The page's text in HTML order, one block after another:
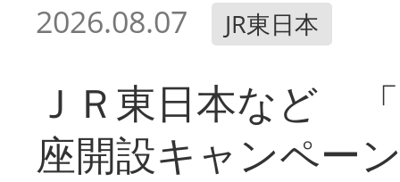
2026.08.07 JR東日本
ＪＲ東日本など
座開設キャンペー